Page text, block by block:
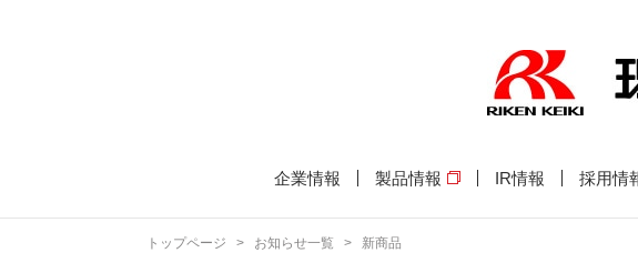
企業情報 製品情報 IR情報 採用情
トップページ > お知らせ一覧 > 新商品